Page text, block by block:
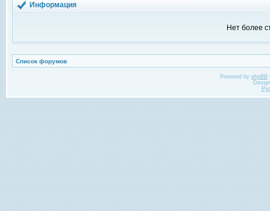
Информация
Нет более
Список форумов
Powered by phpBB